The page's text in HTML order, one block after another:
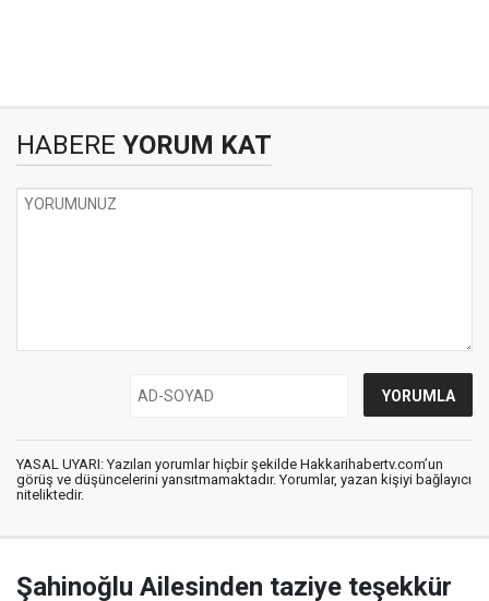
HABERE YORUM KAT
YASAL UYARI: Yazılan yorumlar hiçbir şekilde Hakkarihabertv.com’un
görüş ve düşüncelerini yansıtmamaktadır. Yorumlar, yazan kişiyi bağlayıcı
niteliktedir.
Şahinoğlu Ailesinden taziye teşekkür